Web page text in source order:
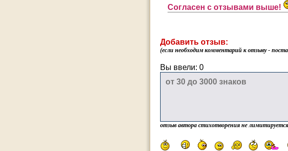
Согласен с отзывами выше!
Добавить отзыв:
(если необходим комментарий к отзыву -
Вы ввели: 0
отзыв автора стихотворения не